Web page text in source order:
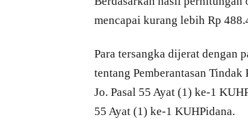
mencapai kurang lebih Rp
Para tersangka dijerat dengan
tentang Pemberantasan
Jo. Pasal 55 Ayat (1) ke-1
55 Ayat (1) ke-1 KUHPidana.